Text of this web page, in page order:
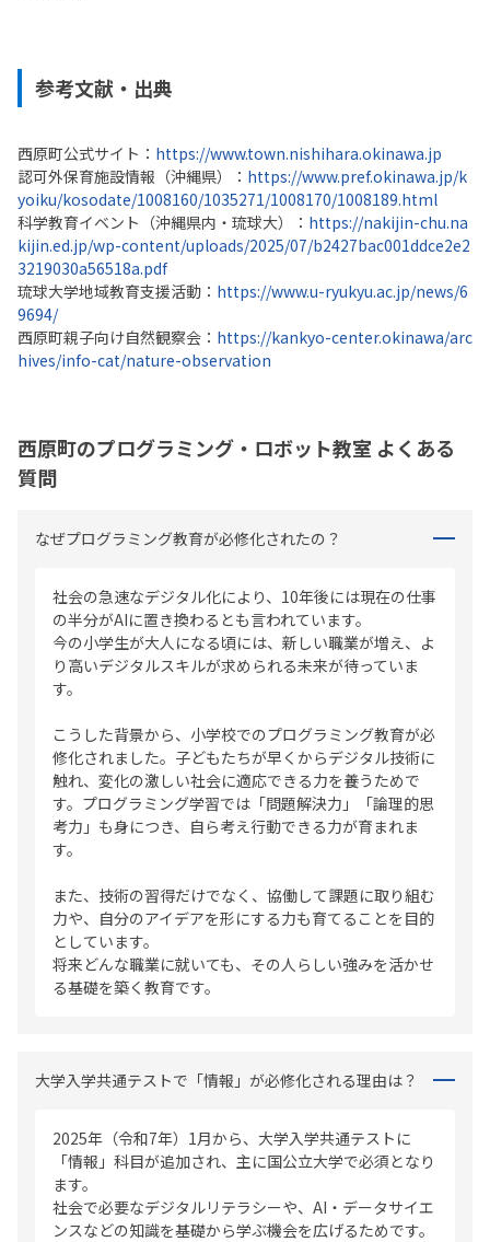
参考文献・出典
西原町公式サイト： https://www.town.nishihara.okinawa.jp
認可外保育施設情報（沖縄県）： https://www.pref.okinawa.jp/k
yoiku/kosodate/1008160/1035271/1008170/1008189.html
科学教育イベント（沖縄県内・琉球大）： https://nakijin-chu.na
kijin.ed.jp/wp-content/uploads/2025/07/b2427bac001ddce2e2
3219030a56518a.pdf
琉球大学地域教育支援活動： https://www.u-ryukyu.ac.jp/news/6
9694/
西原町親子向け自然観察会： https://kankyo-center.okinawa/arc
hives/info-cat/nature-observation
西原町のプログラミング・ロボット教室 よくある
質問
なぜプログラミング教育が必修化されたの？
社会の急速なデジタル化により、10年後には現在の仕事
の半分がAIに置き換わるとも言われています。
今の小学生が大人になる頃には、新しい職業が増え、よ
り高いデジタルスキルが求められる未来が待っていま
す。
こうした背景から、小学校でのプログラミング教育が必
修化されました。子どもたちが早くからデジタル技術に
触れ、変化の激しい社会に適応できる力を養うためで
す。プログラミング学習では「問題解決力」「論理的思
考力」も身につき、自ら考え行動できる力が育まれま
す。
また、技術の習得だけでなく、協働して課題に取り組む
力や、自分のアイデアを形にする力も育てることを目的
としています。
将来どんな職業に就いても、その人らしい強みを活かせ
る基礎を築く教育です。
大学入学共通テストで「情報」が必修化される理由は？
2025年（令和7年）1月から、大学入学共通テストに
「情報」科目が追加され、主に国公立大学で必須となり
ます。
社会で必要なデジタルリテラシーや、AI・データサイエ
ンスなどの知識を基礎から学ぶ機会を広げるためです。